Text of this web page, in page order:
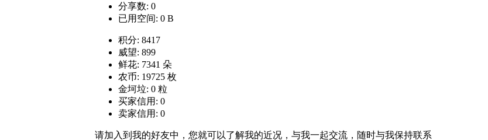
分享数: 0
已用空间: 0 B
积分: 8417
威望: 899
鲜花: 7341 朵
农币: 19725 枚
金坷垃: 0 粒
买家信用: 0
卖家信用: 0
请加入到我的好友中，您就可以了解我的近况，与我一起交流，随时与我保持联系